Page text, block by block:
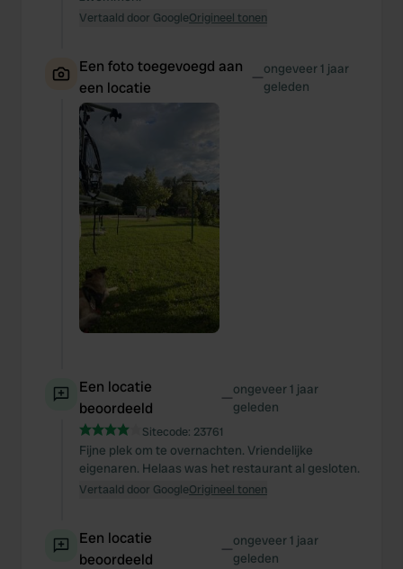
Vertaald door GoogleOrigineel tonen
Een foto toegevoegd aan
een locatie
—ongeveer 1 jaar
geleden
Een locatie
beoordeeld
—ongeveer 1 jaar
geleden
Sitecode: 23761
Fijne plek om te overnachten. Vriendelijke
eigenaren. Helaas was het restaurant al gesloten.
Vertaald door GoogleOrigineel tonen
Een locatie
beoordeeld
—ongeveer 1 jaar
geleden